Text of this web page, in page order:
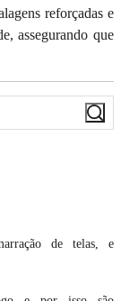
reforçadas e
assegurando que
de telas, e